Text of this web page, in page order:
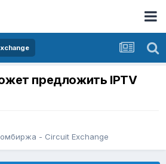
предложить IPTV
- Circuit Exchange